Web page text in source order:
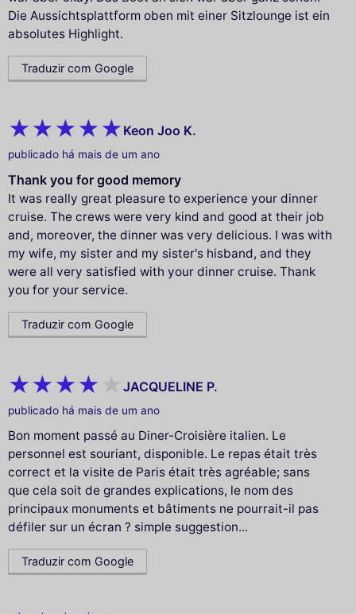
Die Aussichtsplattform oben mit einer Sitzlounge ist ein
absolutes Highlight.
Traduzir com Google
Keon Joo K.
publicado há mais de um ano
Thank you for good memory
It was really great pleasure to experience your dinner
cruise. The crews were very kind and good at their job
and, moreover, the dinner was very delicious. I was with
my wife, my sister and my sister's hisband, and they
were all very satisfied with your dinner cruise. Thank
you for your service.
Traduzir com Google
JACQUELINE P.
publicado há mais de um ano
Bon moment passé au Diner-Croisière italien. Le
personnel est souriant, disponible. Le repas était très
correct et la visite de Paris était très agréable; sans
que cela soit de grandes explications, le nom des
principaux monuments et bâtiments ne pourrait-il pas
défiler sur un écran ? simple suggestion...
Traduzir com Google